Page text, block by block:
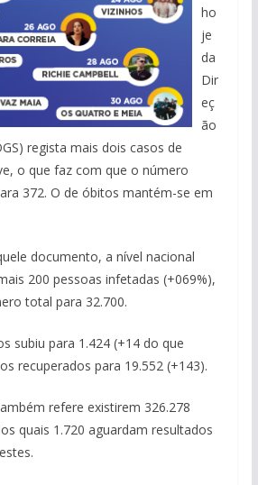
ho
je
da
Dir
eç
ão
regista mais dois casos de
o que faz com que o número
372. O de óbitos mantém-se em
documento, a nível nacional
200 pessoas infetadas (+069%),
total para 32.700.
subiu para 1.424 (+14 do que
recuperados para 19.552 (+143).
refere existirem 326.278
quais 1.720 aguardam resultados